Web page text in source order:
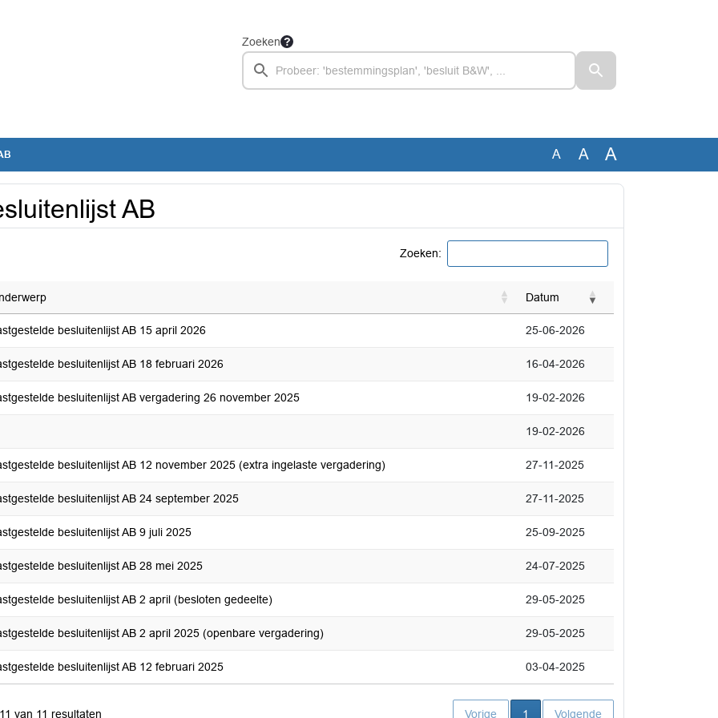
Zoeken
A A A
AB
Zoeken:
Datum
besluitenlijst AB 15 april 2026 25-06-2026
besluitenlijst AB 18 februari 2026 16-04-2026
besluitenlijst AB vergadering 26 november 2025 19-02-2026
19-02-2026
besluitenlijst AB 12 november 2025 (extra ingelaste vergadering) 27-11-2025
besluitenlijst AB 24 september 2025 27-11-2025
besluitenlijst AB 9 juli 2025 25-09-2025
besluitenlijst AB 28 mei 2025 24-07-2025
besluitenlijst AB 2 april (besloten gedeelte) 29-05-2025
besluitenlijst AB 2 april 2025 (openbare vergadering) 29-05-2025
besluitenlijst AB 12 februari 2025 03-04-2025
van 11 resultaten Vorige 1 Huidige pagina
Volgende